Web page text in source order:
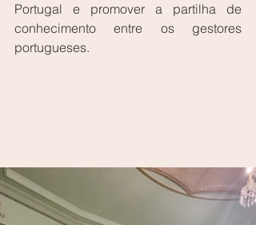
Portugal e promover a partilha de
conhecimento entre os gestores
portugueses.